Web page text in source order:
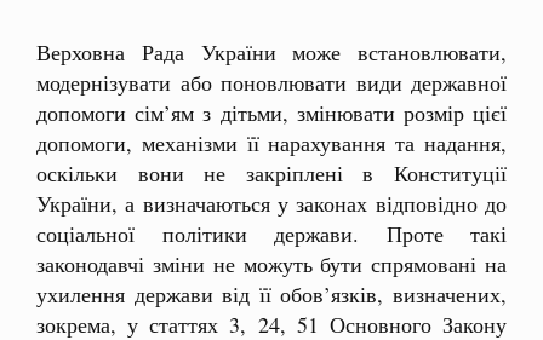
Верховна Рада України може встановлювати,
модернізувати або поновлювати види державної
допомоги сім’ям з дітьми, змінювати розмір цієї
допомоги, механізми її нарахування та надання,
оскільки вони не закріплені в Конституції
України, а визначаються у законах відповідно до
соціальної політики держави. Проте такі
законодавчі зміни не можуть бути спрямовані на
ухилення держави від її обов’язків, визначених,
зокрема, у статтях 3, 24, 51 Основного Закону